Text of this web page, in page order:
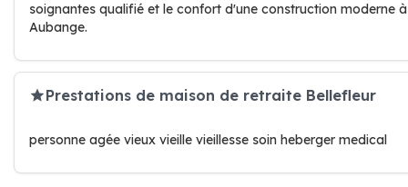
soignantes qualifié et le confort d'une construction moderne à
Aubange.
Prestations de maison de retraite Bellefleur
personne agée vieux vieille vieillesse soin heberger medical